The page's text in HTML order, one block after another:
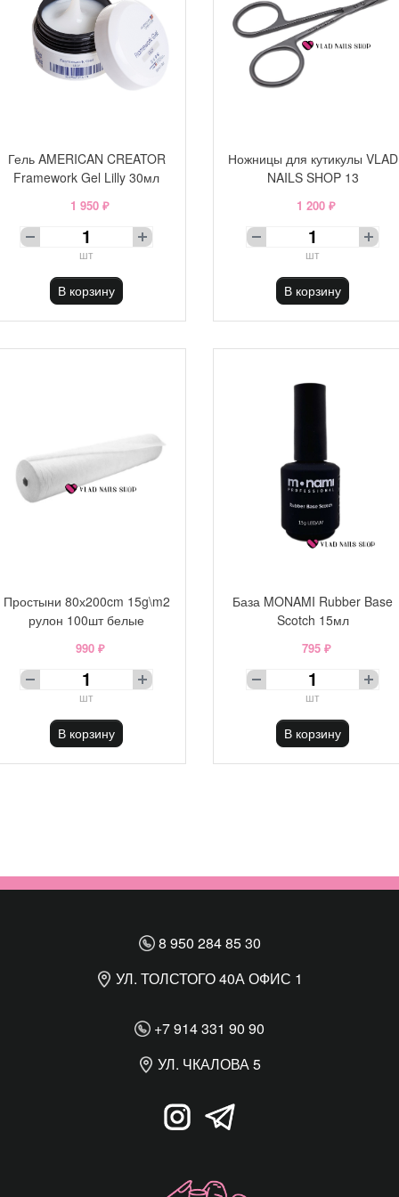
Гель AMERICAN CREATOR
Framework Gel Lilly 30мл
1 950 ₽
шт
В корзину
Ножницы для кутикулы VLAD
NAILS SHOP 13
1 200 ₽
шт
В корзину
Простыни 80х200cm 15g\m2
рулон 100шт белые
990 ₽
шт
В корзину
База MONAMI Rubber Base
Scotch 15мл
795 ₽
шт
В корзину
8 950 284 85 30
УЛ. ТОЛСТОГО 40А ОФИС 1
+7 914 331 90 90
УЛ. ЧКАЛОВА 5